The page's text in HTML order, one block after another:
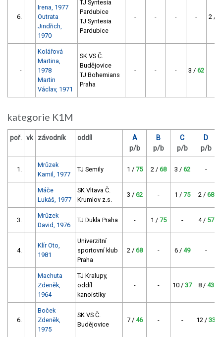
6.
Irena, 1977
Outrata
Jindřich,
1970
TJ Syntesia
Pardubice
TJ Syntesia
Pardubice
- - - - 2 /
-
Kolářová
Martina,
1978
Martin
Václav, 1971
SK VS Č.
Budějovice
TJ Bohemians
Praha
- - - 3 / 62
kategorie K1M
poř. vk závodník oddíl
A
p/b
B
p/b
C
p/b
D
p/b
1.
Mrůzek
Kamil, 1977
TJ Semily 1 / 75 2 / 68 3 / 62 -
Máče
Lukáš, 1977
SK Vltava Č.
Krumlov z.s.
3 / 62 - 1 / 75 2 / 68
3.
Mrůzek
David, 1976
TJ Dukla Praha - 1 / 75 - 4 / 57
4.
Klír Oto,
1981
Univerzitní
sportovní klub
Praha
2 / 68 - 6 / 49 -
Machuta
Zdeněk,
1964
TJ Kralupy,
oddíl
kanoistiky
- - 10 / 37 8 / 43
6.
Boček
Zdeněk,
1975
SK VS Č.
Budějovice
7 / 46 - - 12 / 33